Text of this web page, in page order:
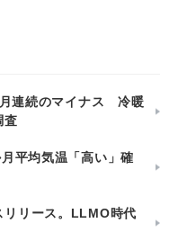
連続のマイナス 冷暖
査
平均気温「高い」確
リリース。LLMO時代